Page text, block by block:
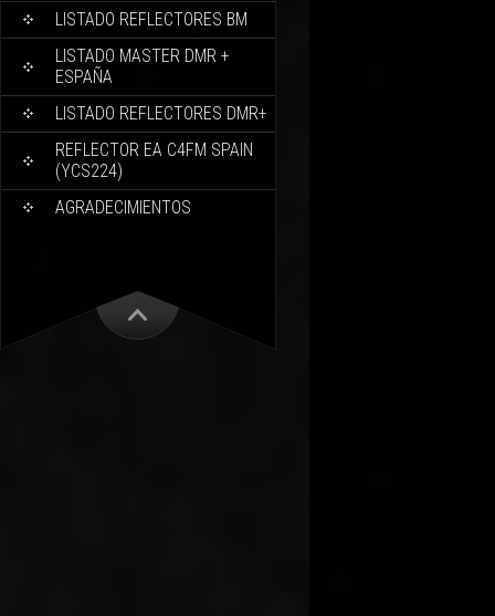
LISTADO REFLECTORES BM
LISTADO MASTER DMR +
ESPAÑA
LISTADO REFLECTORES DMR+
REFLECTOR EA C4FM SPAIN
(YCS224)
AGRADECIMIENTOS